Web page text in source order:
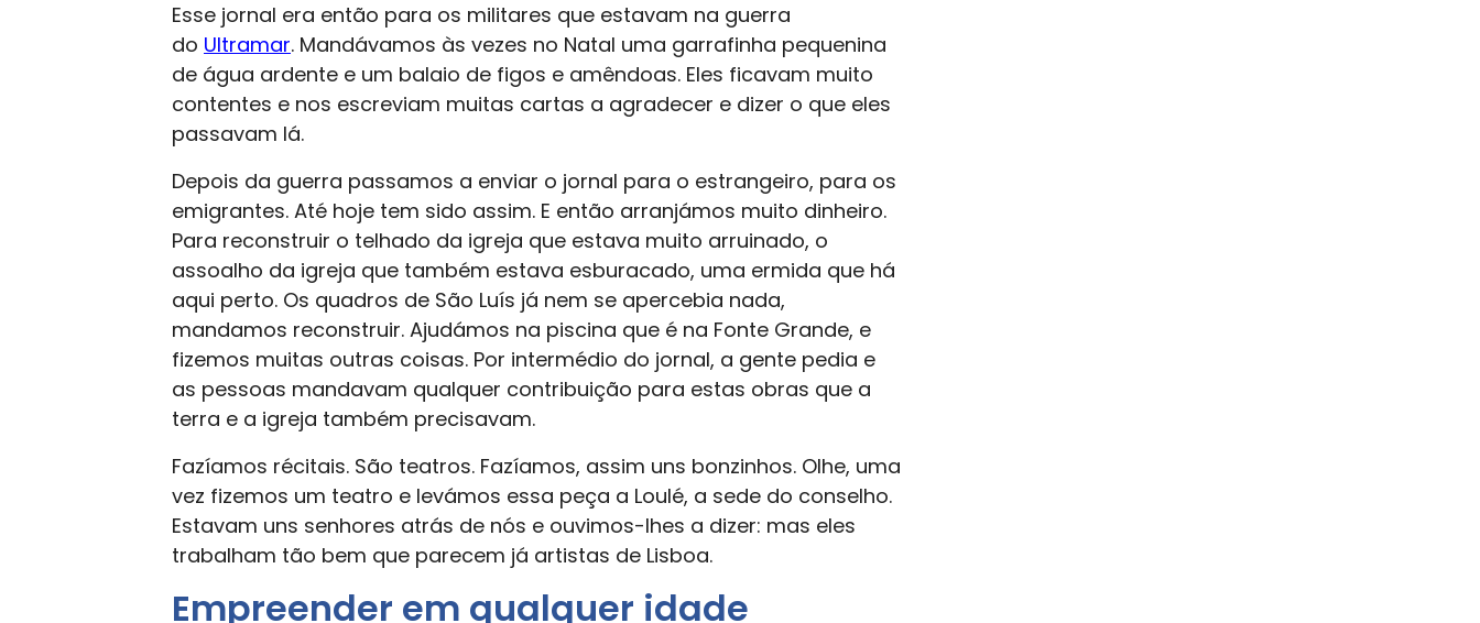
Esse jornal era então para os militares que estavam na guerra
do Ultramar. Mandávamos às vezes no Natal uma garrafinha pequenina
de água ardente e um balaio de figos e amêndoas. Eles ficavam muito
contentes e nos escreviam muitas cartas a agradecer e dizer o que eles
passavam lá.
Depois da guerra passamos a enviar o jornal para o estrangeiro, para os
emigrantes. Até hoje tem sido assim. E então arranjámos muito dinheiro.
Para reconstruir o telhado da igreja que estava muito arruinado, o
assoalho da igreja que também estava esburacado, uma ermida que há
aqui perto. Os quadros de São Luís já nem se apercebia nada,
mandamos reconstruir. Ajudámos na piscina que é na Fonte Grande, e
fizemos muitas outras coisas. Por intermédio do jornal, a gente pedia e
as pessoas mandavam qualquer contribuição para estas obras que a
terra e a igreja também precisavam.
Fazíamos récitais. São teatros. Fazíamos, assim uns bonzinhos. Olhe, uma
vez fizemos um teatro e levámos essa peça a Loulé, a sede do conselho.
Estavam uns senhores atrás de nós e ouvimos-lhes a dizer: mas eles
trabalham tão bem que parecem já artistas de Lisboa.
Empreender em qualquer idade